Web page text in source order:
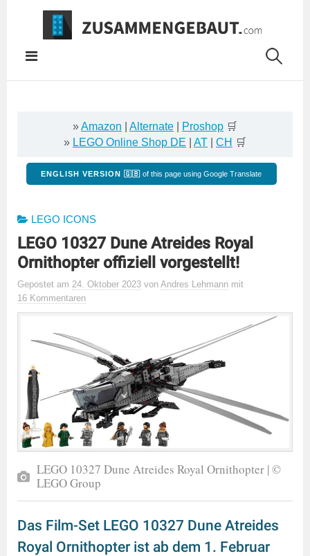
Springe
Inhalt
»Amazon Alternate Proshop 🛒
» LEGO Online Shop DE AT CH 🛒
ENGLISH VERSION 🇬🇧 of this page using Google Translate
LEGO ICONS
LEGO 10327 Dune Atreides Royal
Ornithopter offiziell vorgestellt!
Gepostet am 24. Oktober 2023 von Andres Lehmann mit
16 Kommentaren
LEGO 10327 Dune Atreides Royal Ornithopter | ©
LEGO Group
Das Film-Set LEGO 10327 Dune Atreides
Royal Ornithopter ist ab dem 1. Februar